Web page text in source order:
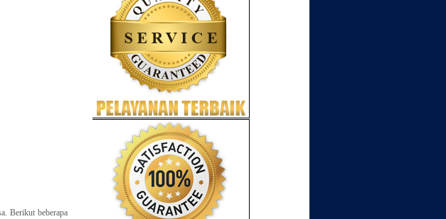
Berikut beberapa